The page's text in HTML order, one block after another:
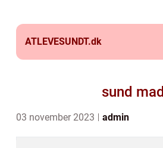
ATLEVESUNDT.dk
sund mad
03 november 2023 admin